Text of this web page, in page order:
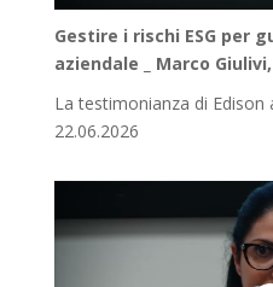
Gestire i rischi ESG per
aziendale _ Marco
La testimonianza di
22.06.2026